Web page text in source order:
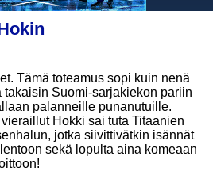
Tämä toteamus sopi kuin nenä
Suomi-sarjakiekon pariin
palanneille punanutuille.
Hokki sai tuta Titaanien
jotka siivittivätkin isännät
sekä lopulta aina komeaan